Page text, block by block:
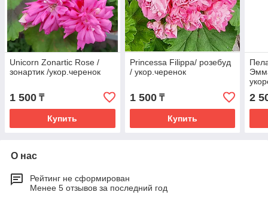
Unicorn Zonartic Rose /
зонартик /укор.черенок
1 500 ₸
Купить
Princessa Filippa/ розебуд
/ укор.черенок
1 500₸
Купить
2
О нас
Рейтинг не сформирован
Менее 5 отзывов за последний год